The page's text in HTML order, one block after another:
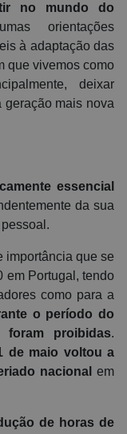
no mundo do
orientações
à adaptação das
que vivemos como
deixar
geração mais nova
essencial
da sua
importância que se
em Portugal, tendo
como para a
o período do
foram proibidas.
de maio voltou a
nacional em
de horas de